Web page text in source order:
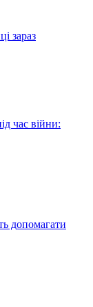
зараз
час війни:
допомагати